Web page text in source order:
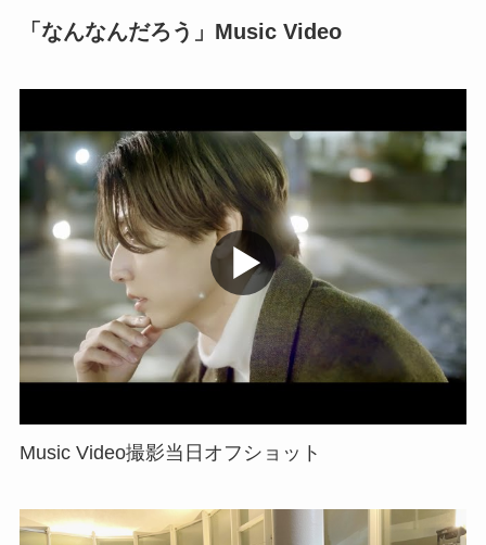
「なんなんだろう」Music Video
Music Video撮影当日オフショット